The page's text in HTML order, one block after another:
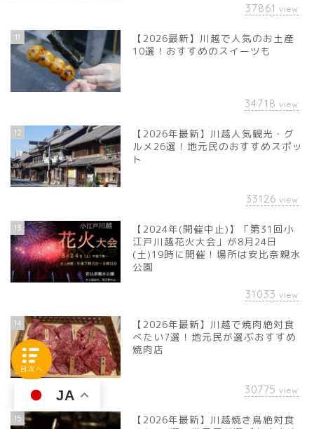
37861 view
11
【2026最新】川越で人気のお土産
10選！おすすめのスイーツも
34718 view
12
【2026年最新】川越人気観光・グ
ルメ26選！地元民のおすすめスポッ
ト
33126 view
13
【2024年(開催中止)】「第31回小
江戸川越花火大会」が8月24日
(土)19時に開催！場所は安比奈親水
公園
31033 view
14
【2026年最新】川越で焼肉絶対食
べたい7選！地元民が選ぶおすすめ
焼肉店
30775 view
15
【2026年最新】川越焼き鳥絶対食
JA
目次へ